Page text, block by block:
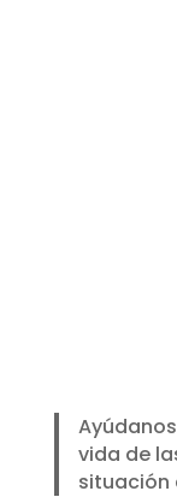
vida de
situación